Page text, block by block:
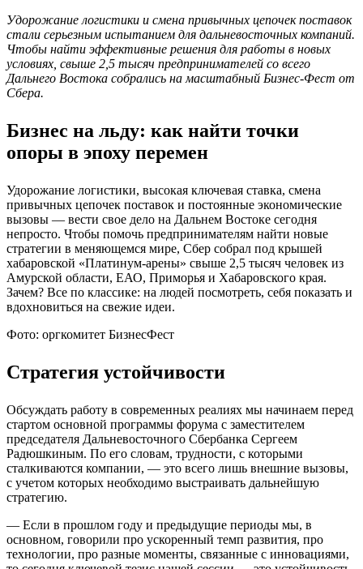
Удорожание логистики и смена привычных цепочек поставок
стали серьезным испытанием для дальневосточных компаний.
Чтобы найти эффективные решения для работы в новых
условиях, свыше 2,5 тысяч предпринимателей со всего
Дальнего Востока собрались на масштабный Бизнес-Фест от
Сбера.
Бизнес на льду: как найти точки
опоры в эпоху перемен
Удорожание логистики, высокая ключевая ставка, смена
привычных цепочек поставок и постоянные экономические
вызовы — вести свое дело на Дальнем Востоке сегодня
непросто. Чтобы помочь предпринимателям найти новые
стратегии в меняющемся мире, Сбер собрал под крышей
хабаровской «Платинум-арены» свыше 2,5 тысяч человек из
Амурской области, ЕАО, Приморья и Хабаровского края.
Зачем? Все по классике: на людей посмотреть, себя показать и
вдохновиться на свежие идеи.
Фото: оргкомитет БизнесФест
Стратегия устойчивости
Обсуждать работу в современных реалиях мы начинаем перед
стартом основной программы форума с заместителем
председателя Дальневосточного Сбербанка Сергеем
Радюшкиным. По его словам, трудности, с которыми
сталкиваются компании, — это всего лишь внешние вызовы,
с учетом которых необходимо выстраивать дальнейшую
стратегию.
— Если в прошлом году и предыдущие периоды мы, в
основном, говорили про ускоренный темп развития, про
технологии, про разные моменты, связанные с инновациями,